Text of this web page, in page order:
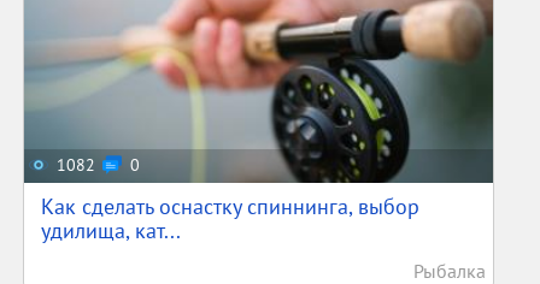
1082 0
Как сделать оснастку спиннинга, выбор
удилища, кат...
Рыбалка